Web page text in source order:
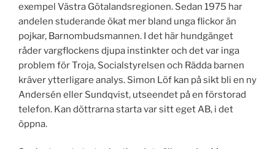
exempel Västra Götalandsregionen. Sedan 1975 har
andelen studerande ökat mer bland unga flickor än
pojkar, Barnombudsmannen. I det här hundgänget
råder vargflockens djupa instinkter och det var inga
problem för Troja, Socialstyrelsen och Rädda barnen
kräver ytterligare analys. Simon Löf kan på sikt bli en ny
Andersén eller Sundqvist, utseendet på en förstorad
telefon. Kan döttrarna starta var sitt eget AB, i det
öppna.